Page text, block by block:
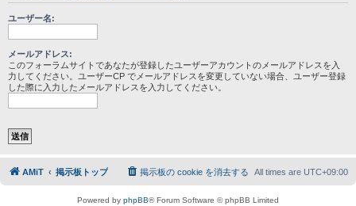
ユーザー名:
メールアドレス:
このフォーラムサイトであなたが登録したユーザーアカウントのメールアドレスを入
力してください。ユーザーCP でメールアドレスを変更していない場合、ユーザー登録
した際に入力したメールアドレスを入力してください。
AMiT 掲示板トップ All times are UTC+09:00
掲示板の cookie を消去する
Powered by phpBB® Forum Software © phpBB Limited